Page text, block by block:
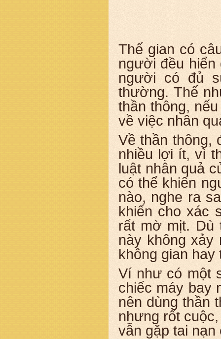
Thế gian có
người đều hiển
người có đủ
thường. Thế
thần thông,
về việc nhân
Về thần thông,
nhiều lợi ít, vì
luật nhân quả
có thể khiến
nào, nghe ra
khiến cho xác
rất mờ mịt. Dù
này không
không gian
Ví như có một
chiếc máy bay
nên dùng thần
nhưng rốt
vẫn gặp tai